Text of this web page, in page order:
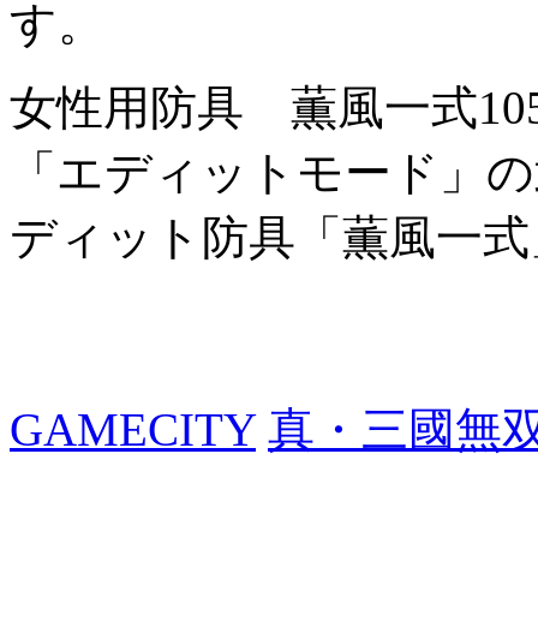
す。
女性用防具 薫風一式
「エディットモード」
ディット防具「薫風一
GAMECITY 真・三國無